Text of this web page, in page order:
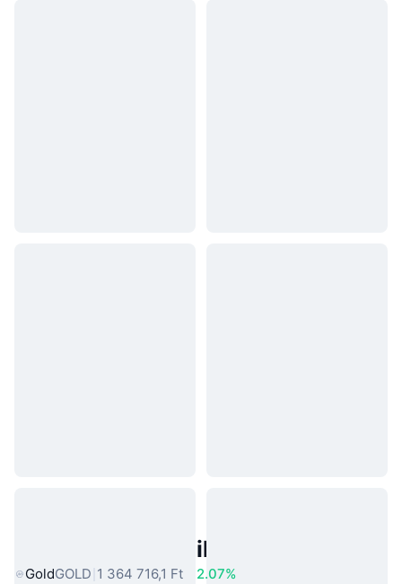
Népszerű Való Világbeli Eszközök
GoldGOLD 1 364 716,1 Ft
2.07%